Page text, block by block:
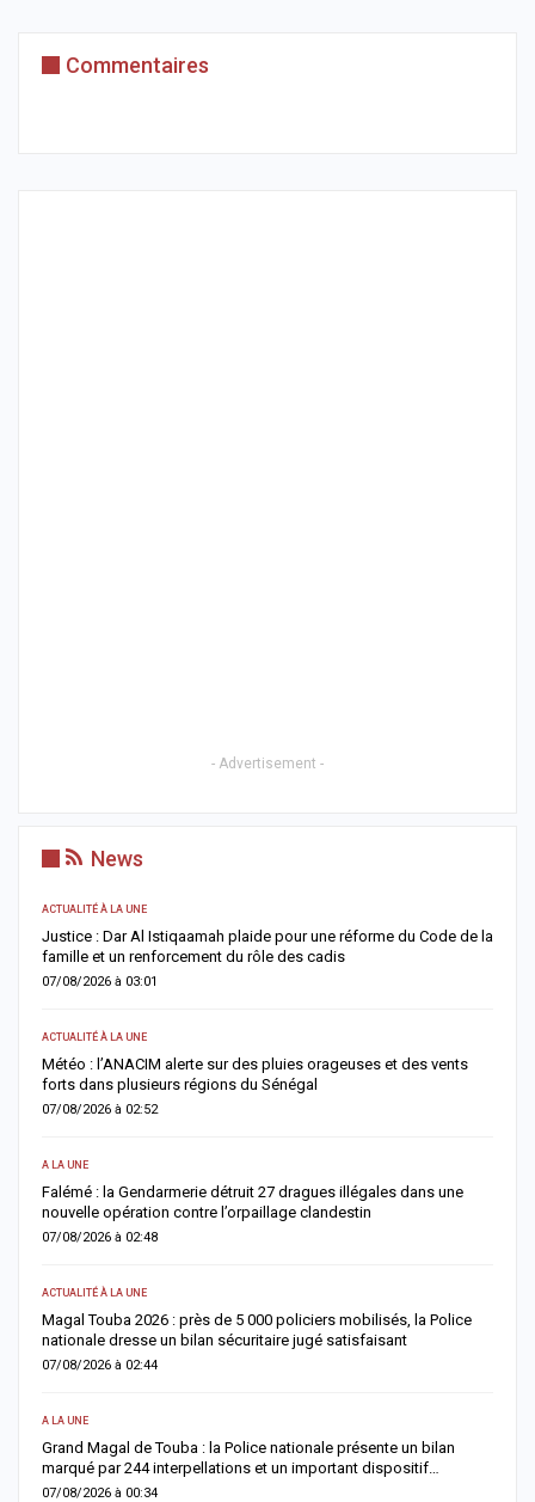
Commentaires
- Advertisement -
News
ACTUALITÉ À LA UNE
HLM Biscuiterie : un homme arrêté après l’abattage clandestin
d’un mouton, la police déjoue une tentative de…
06/08/2026 à 17:57
SANTÉ
Urgence sanitaire : les stocks de sang s’effondrent, le CNTS
lance un SOS aux donneurs
06/08/2026 à 07:15
ACTUALITÉ À LA UNE
Décès de Sokhna Mame Amy Mbacké : la famille du khalife
général des mourides frappée par un nouveau deuil
06/08/2026 à 07:07
ACTUALITÉ À LA UNE
Jaxaay : un homme déféré après une tentative de vol à l’arme
blanche dans un point multiservice
06/08/2026 à 07:02
ACTUALITÉ À LA UNE
Territoriales 2027 : le FDR alerte sur un risque de report et réclame
un dialogue politique en urgence
05/08/2026 à 18:58